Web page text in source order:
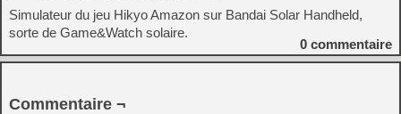
Simulateur du jeu Hikyo Amazon sur Bandai Solar Handheld,
sorte de Game&Watch solaire.
0 commentaire
Commentaire ¬